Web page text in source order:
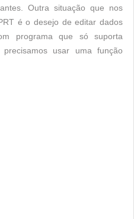
Outra situação que nos
é o desejo de editar dados
programa que só suporta
usar uma função